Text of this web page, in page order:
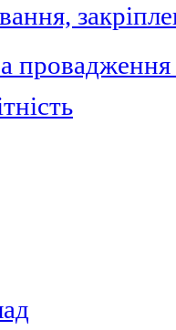
провадження